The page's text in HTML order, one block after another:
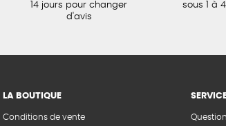
14 jours pour changer
d'avis
sous 1 à
LA BOUTIQUE
Conditions de vente